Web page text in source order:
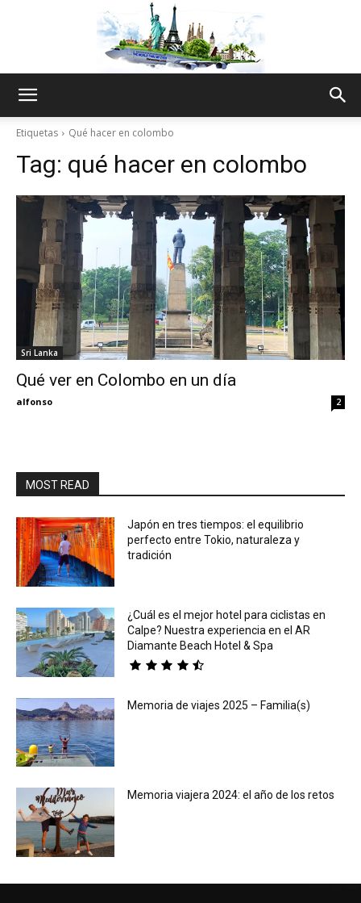
Thru
My
Etiquetas Qué hacer en colombo
Tag: qué hacer en colombo
Sri Lanka
Qué ver en Colombo en un día
alfonso 2
MOST READ
Japón en tres tiempos: el equilibrio
perfecto entre Tokio, naturaleza y
tradición
¿Cuál es el mejor hotel para ciclistas en
Calpe? Nuestra experiencia en el AR
Diamante Beach Hotel & Spa
Memoria de viajes 2025 – Familia(s)
Memoria viajera 2024: el año de los retos